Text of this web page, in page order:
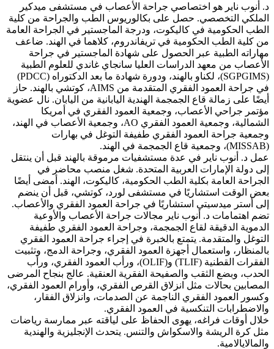
د. أنوب ناير هو اختصاصي جراحة الأعصاب في مستشفى ميدكير
الملكي التخصصي. حصل على بكالوريوس الطب والجراحة من كلية
الطب الحكومية في كاليكوت، ودرجة الماجستير في الجراحة العامة
من كلية الطب الحكومية في تريفاندروم، كلاهما في الهند. ضاعف
مهاراته الطبية عبر الحصول على شهادة الماجستير في جراحة
الأعصاب من معهد الدراسات العليا سانجاي غاندي للعلوم الطبية
(SGPGIMS)، لكناو بالهند، ودورة شهادة ما بعد الدكتوراه (PDCC)
في جراحة العمود الفقري المتقدمة من AIMS، كوتشي بالهند. حاز
أيضًا على زمالة قاع الجمجمة الهندية اليابانية من اليابان. نال عضوية
مؤتمر جراحي الأعصاب، وجمعية العمود الفقري في أمريكا
الشمالية، وجمعية العمود الفقري AO، وجمعية الأعصاب في الهند،
وجمعية جراحة العمود الفقري طفيفة التوغل في بهارات
(MISSAB)، وجمعية قاع الجمجمة في الهند.
عمل د. أنوب ناير في عدة مستشفيات مرموقة بالهند قبل أن ينتقل
إلى دولة الإمارات العربية المتحدة. شغل منصب محاضر في
الجراحة العامة بكلية الطب الحكومية، كاليكوت، الهند. أمضى أيضًا
بعض الوقت استشاريًا في مستشفى لورد، كوتشي، قبل أن ينضم
إلى أستر ميدسيتي استشاريًا في جراحة العمود الفقري والأعصاب.
تضم اهتمامات د. أنوب ناير مجالات جراحة الأعصاب والأوعية
الدموية الدقيقة لقاع الجمجمة، وجراحة العمود الفقري طفيفة
التوغل والمتقدمة. يتمتع بالخبرة في إجراء جراحة العمود الفقري
بالمنظار، واستعمال أجهزة العمود الفقري، وجراحة الدمج، وتثبيت
الفقرات القطنية (TLIF) و(OLIF)، ورأب العمود الفقري، ورأب
الحدب، وبضع الثقب والصفيحة الفقرية العنقية. عالج بنجاح المرضى
المصابين بحالات مثل انزلاق القرص الفقري، وأورام العمود الفقري،
وكسور العمود الفقري الناجمة عن الصدمات، وانزلاق الفقار،
والاضطرابات التنكسية في العمود الفقري.
خلال أوقات فراغه، يهوى الحفاظ على لياقته عبر ممارسة رياضات
مثل كرة الريشة والاسكواش والتنس. يتحدث الإنجليزية والهندية
والمالايالامية.